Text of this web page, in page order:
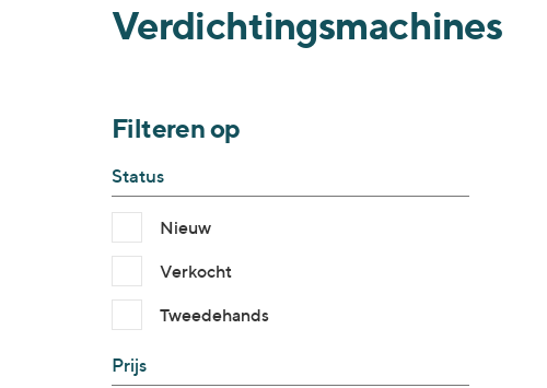
Verdichtingsmachines
Filteren op
Status
Nieuw
Verkocht
Tweedehands
Prijs